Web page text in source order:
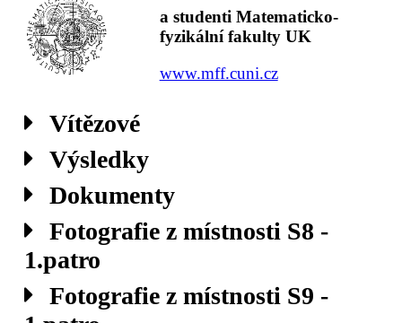
a studenti Matematicko-
fyzikální fakulty UK
www.mff.cuni.cz
Vítězové
Výsledky
Dokumenty
Fotografie z místnosti S8 -
1.patro
Fotografie z místnosti S9 -